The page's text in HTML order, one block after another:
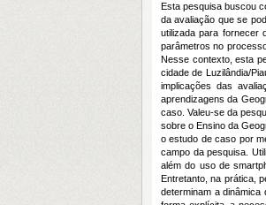
Esta pesquisa buscou
da avaliação que se
utilizada para fornecer
parâmetros no
Nesse contexto, esta
cidade de Luzilândia/
implicações das
aprendizagens da
caso. Valeu-se da
sobre o Ensino da
o estudo de caso por
campo da pesquisa.
além do uso de
Entretanto, na prática,
determinam a